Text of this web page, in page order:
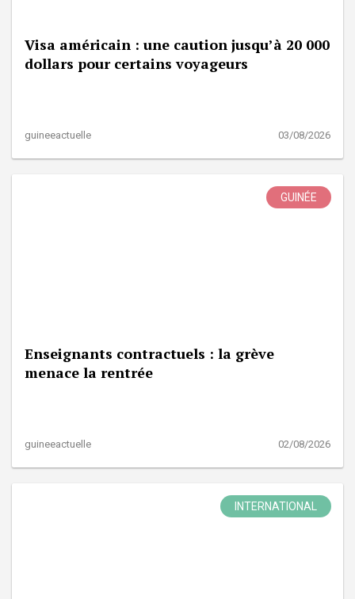
Visa américain : une caution jusqu’à 20 000
dollars pour certains voyageurs
guineeactuelle 03/08/2026
GUINÉE
Enseignants contractuels : la grève
menace la rentrée
guineeactuelle 02/08/2026
INTERNATIONAL